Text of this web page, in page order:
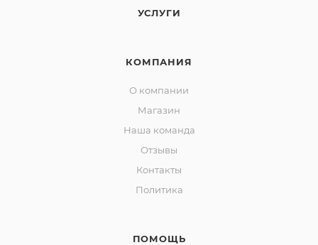
УСЛУГИ
КОМПАНИЯ
О компании
Магазин
Наша команда
Отзывы
Контакты
Политика
ПОМОЩЬ